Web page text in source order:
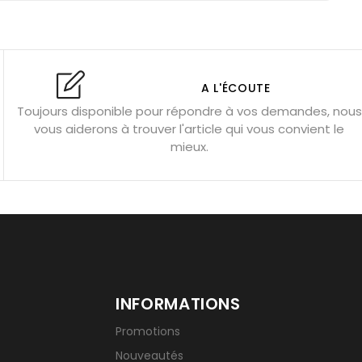
Fluorite : pierre la plus colorée
Bracelets de perles pour homme
gemme ? Signification des pierres de naissance
A L'ÉCOUTE
Toujours disponible pour répondre à vos demandes, nous
vous aiderons à trouver l'article qui vous convient le
mieux.
INFORMATIONS
Promotions
Nouveautés